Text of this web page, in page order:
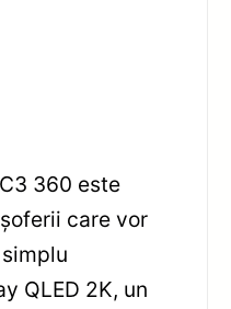
360 este
care vor
QLED 2K, un